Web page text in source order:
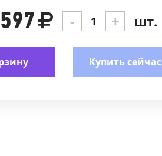
- + шт.
Купить сейчас